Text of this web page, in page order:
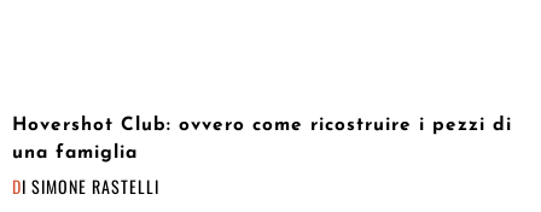
Hovershot Club: ovvero come ricostruire i pezzi di
una famiglia
DI SIMONE RASTELLI